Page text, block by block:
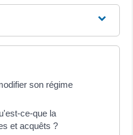
son régime
ce-que la
et acquêts ?